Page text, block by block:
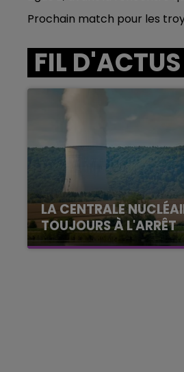
10h00 - 14h00
Prochain match pour les
FIL D'ACTUS
LA CENTRALE
TOUJOURS À L'ARRÊT
Cela fait déjà une
justifiée par la